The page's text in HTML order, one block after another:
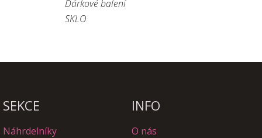
Dárkové balení
SKLO
SEKCE INFO
Náhrdelníky
O nás